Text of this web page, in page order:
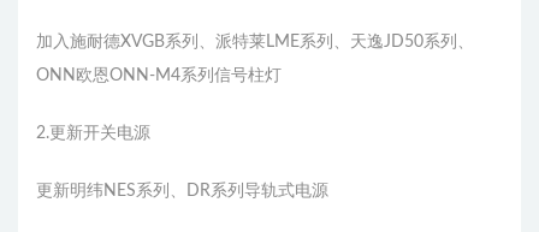
加入施耐德XVGB系列、派特莱LME系列、天逸JD50系列、
ONN欧恩ONN-M4系列信号柱灯
2.更新开关电源
更新明纬NES系列、DR系列导轨式电源